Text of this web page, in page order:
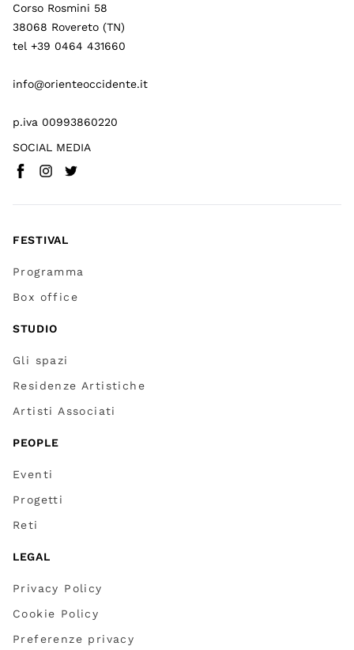
Corso Rosmini 58
38068 Rovereto (TN)
tel +39 0464 431660
info@orienteoccidente.it
p.iva 00993860220
SOCIAL MEDIA
Facebook(
Instagram
Twitter
FESTIVAL
Programma
Box office
STUDIO
Gli spazi
Residenze Artistiche
Artisti Associati
PEOPLE
Eventi
Progetti
Reti
LEGAL
Privacy Policy
Cookie Policy
Preferenze privacy